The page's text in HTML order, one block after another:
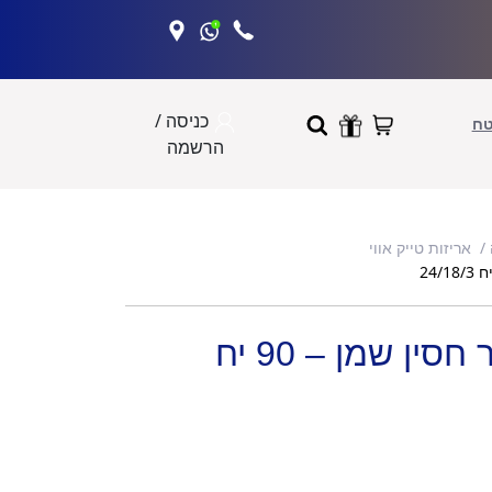
כניסה /
הרשמה
אריזות טייק אווי
שקיות אוכל מנייר חסין שמן – 90 יח